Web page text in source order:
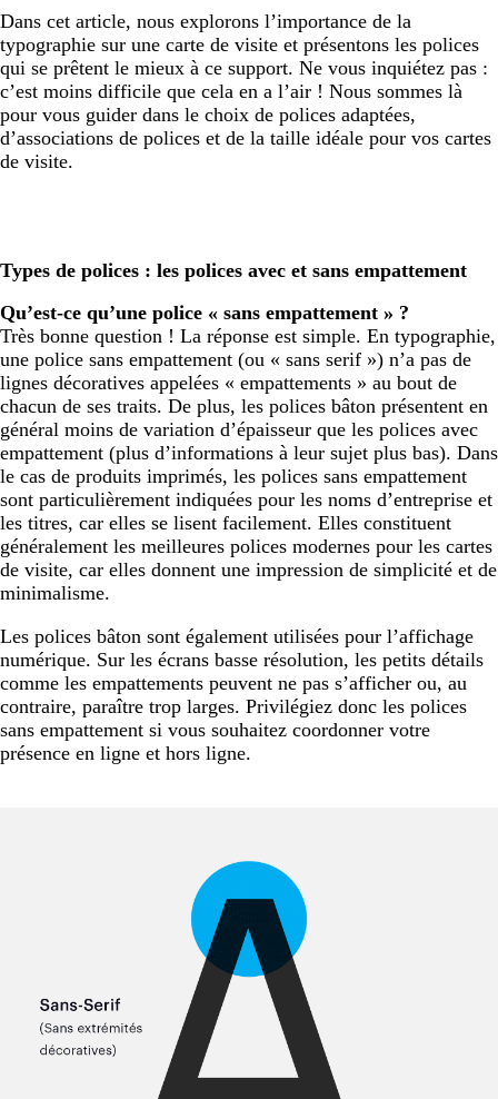
Dans cet article, nous explorons l’importance de la
typographie sur une carte de visite et présentons les polices
qui se prêtent le mieux à ce support. Ne vous inquiétez pas :
c’est moins difficile que cela en a l’air ! Nous sommes là
pour vous guider dans le choix de polices adaptées,
d’associations de polices et de la taille idéale pour vos cartes
de visite.
Types de polices : les polices avec et sans empattement
Qu’est-ce qu’une police « sans empattement » ?
Très bonne question ! La réponse est simple. En typographie,
une police sans empattement (ou « sans serif ») n’a pas de
lignes décoratives appelées « empattements » au bout de
chacun de ses traits. De plus, les polices bâton présentent en
général moins de variation d’épaisseur que les polices avec
empattement (plus d’informations à leur sujet plus bas). Dans
le cas de produits imprimés, les polices sans empattement
sont particulièrement indiquées pour les noms d’entreprise et
les titres, car elles se lisent facilement. Elles constituent
généralement les meilleures polices modernes pour les cartes
de visite, car elles donnent une impression de simplicité et de
minimalisme.
Les polices bâton sont également utilisées pour l’affichage
numérique. Sur les écrans basse résolution, les petits détails
comme les empattements peuvent ne pas s’afficher ou, au
contraire, paraître trop larges. Privilégiez donc les polices
sans empattement si vous souhaitez coordonner votre
présence en ligne et hors ligne.